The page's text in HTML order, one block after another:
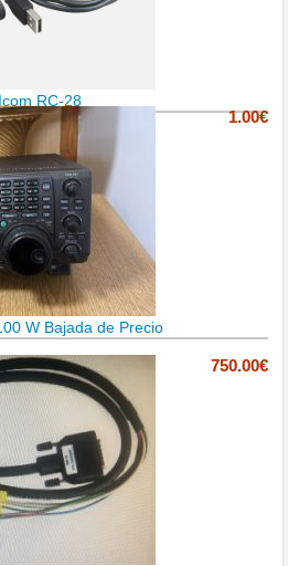
RC-28
1.00€
W Bajada de Precio
750.00€